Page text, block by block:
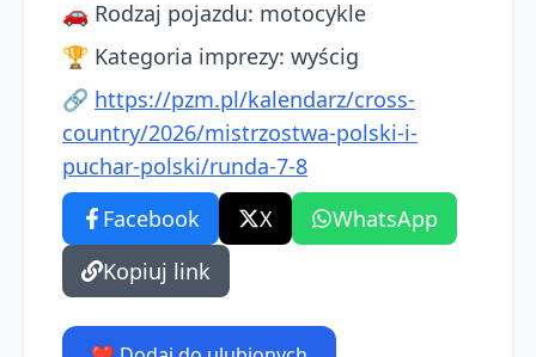
🚗 Rodzaj pojazdu: motocykle
🏆 Kategoria imprezy: wyścig
🔗 https://pzm.pl/kalendarz/cross-
country/2026/mistrzostwa-polski-i-
puchar-polski/runda-7-8
Facebook
X
WhatsApp
Kopiuj link